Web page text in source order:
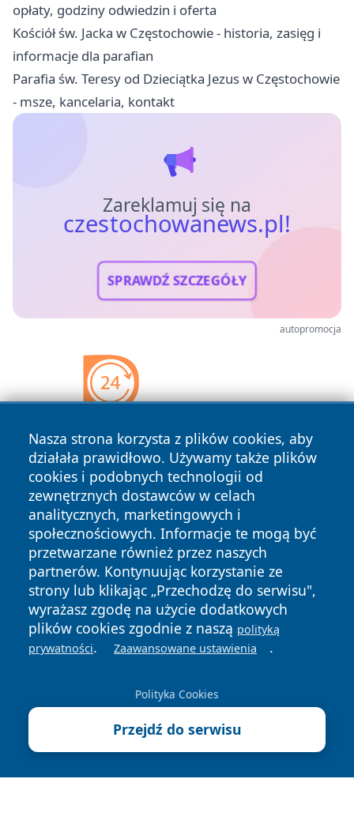
opłaty, godziny odwiedzin i oferta
Kościół św. Jacka w Częstochowie - historia, zasięg i
informacje dla parafian
Parafia św. Teresy od Dzieciątka Jezus w Częstochowie
- msze, kancelaria, kontakt
Zareklamuj się na
czestochowanews.pl!
SPRAWDŹ SZCZEGÓŁY
autopromocja
Nasza strona korzysta z plików cookies, aby
działała prawidłowo. Używamy także plików
cookies i podobnych technologii od
zewnętrznych dostawców w celach
analitycznych, marketingowych i
społecznościowych. Informacje te mogą być
przetwarzane również przez naszych
partnerów. Kontynuując korzystanie ze
strony lub klikając „Przechodzę do serwisu",
wyrażasz zgodę na użycie dodatkowych
plików cookies zgodnie z naszą polityką
prywatności. Zaawansowane ustawienia .
Polityka Cookies
Przejdź do serwisu
Copyright © 2026 czestochowanews.pl Wszystkie prawa
zastrzeżone.
Polityka
Polityka
cześć